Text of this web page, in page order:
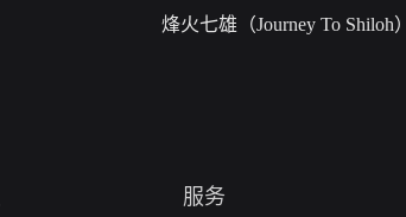
烽火七雄（Journey To Shiloh）
服务